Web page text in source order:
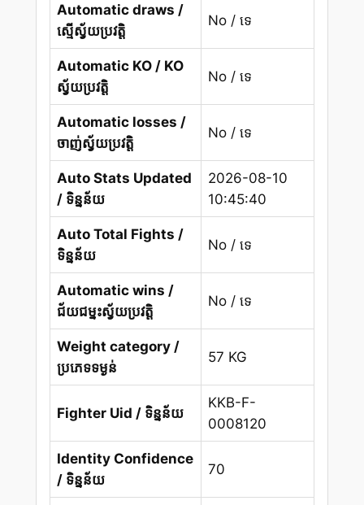
Automatic draws /
ស្មើស្វ័យប្រវត្តិ
No / ទេ
Automatic KO / KO
ស្វ័យប្រវត្តិ
No / ទេ
Automatic losses /
ចាញ់ស្វ័យប្រវត្តិ
No / ទេ
Auto Stats Updated
/ ទិន្នន័យ
2026-08-10
10:45:40
Auto Total Fights /
ទិន្នន័យ
No / ទេ
Automatic wins /
ជ័យជម្នះស្វ័យប្រវត្តិ
No / ទេ
Weight category /
ប្រភេទទម្ងន់
57 KG
Fighter Uid / ទិន្នន័យ
KKB-F-
0008120
Identity Confidence
/ ទិន្នន័យ
70